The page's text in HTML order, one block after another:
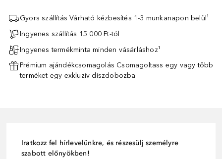
Gyors szállítás Várható kézbesítés 1-3 munkanapon belül¹
Ingyenes szállítás 15 000 Ft-tól
Ingyenes termékminta minden vásárláshoz¹
Prémium ajándékcsomagolás Csomagoltass egy vagy több
terméket egy exkluzív díszdobozba
Iratkozz fel hírlevelünkre, és részesülj személyre
szabott előnyökben!